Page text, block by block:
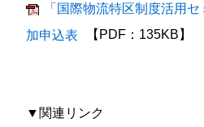
「国際物流特区制度活用
加申込表
【PDF：135KB】
▼関連リンク